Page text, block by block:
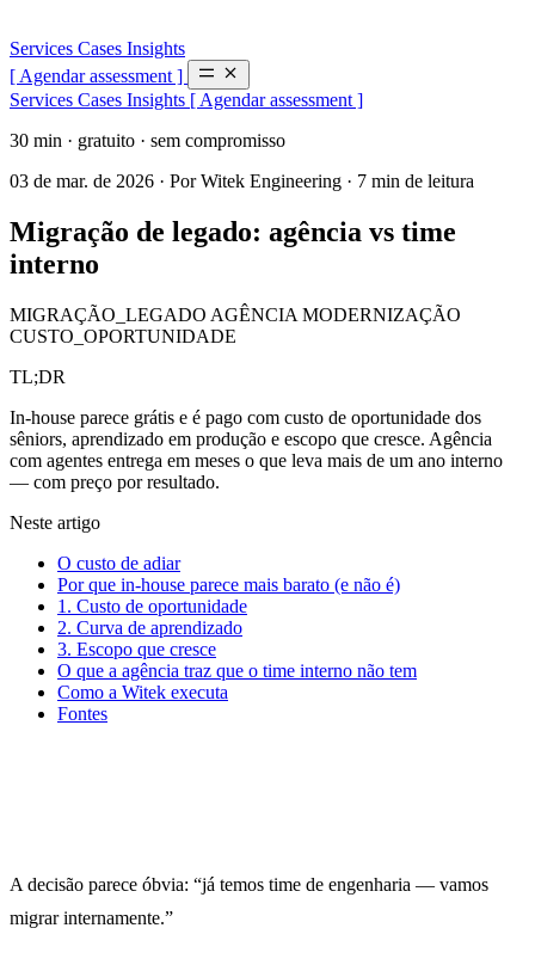
Services Cases Insights
[ Agendar assessment ]
Services Cases Insights [ Agendar assessment ]
30 min · gratuito · sem compromisso
03 de mar. de 2026 · Por Witek Engineering · 7 min de leitura
Migração de legado: agência vs time
interno
MIGRAÇÃO_LEGADO AGÊNCIA MODERNIZAÇÃO
CUSTO_OPORTUNIDADE
TL;DR
In-house parece grátis e é pago com custo de oportunidade dos
sêniors, aprendizado em produção e escopo que cresce. Agência
com agentes entrega em meses o que leva mais de um ano interno
— com preço por resultado.
Neste artigo
O custo de adiar
Por que in-house parece mais barato (e não é)
1. Custo de oportunidade
2. Curva de aprendizado
3. Escopo que cresce
O que a agência traz que o time interno não tem
Como a Witek executa
Fontes
A decisão parece óbvia: “já temos time de engenharia — vamos
migrar internamente.”